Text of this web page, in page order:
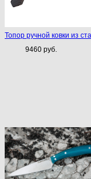
Топор ручной ковки из
9460 руб.